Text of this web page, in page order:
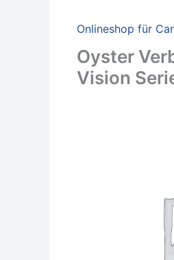
Onlineshop für
Oyster
Vision